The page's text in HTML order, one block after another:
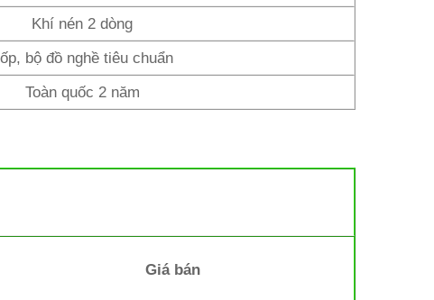
Khí nén 2 dòng
bộ đồ nghề tiêu chuẩn
Toàn quốc 2 năm
Giá bán